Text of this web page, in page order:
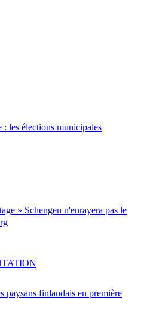
: les élections municipales
» Schengen n'enrayera pas le
paysans finlandais en première